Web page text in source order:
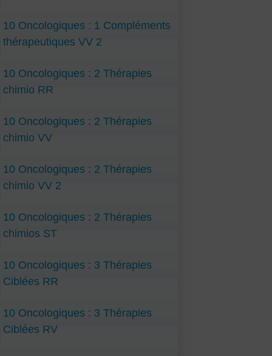
10 Oncologiques : 1 Compléments
thérapeutiques VV 2
10 Oncologiques : 2 Thérapies
chimio RR
10 Oncologiques : 2 Thérapies
chimio VV
10 Oncologiques : 2 Thérapies
chimio VV 2
10 Oncologiques : 2 Thérapies
chimios ST
10 Oncologiques : 3 Thérapies
Ciblées RR
10 Oncologiques : 3 Thérapies
Ciblées RV